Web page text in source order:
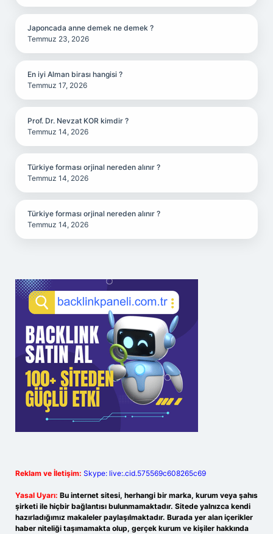
Japoncada anne demek ne demek ?
Temmuz 23, 2026
En iyi Alman birası hangisi ?
Temmuz 17, 2026
Prof. Dr. Nevzat KOR kimdir ?
Temmuz 14, 2026
Türkiye forması orjinal nereden alınır ?
Temmuz 14, 2026
Türkiye forması orjinal nereden alınır ?
Temmuz 14, 2026
Reklam ve İletişim: Skype: live:.cid.575569c608265c69
Yasal Uyarı: Bu internet sitesi, herhangi bir marka, kurum veya şahıs
şirketi ile hiçbir bağlantısı bulunmamaktadır. Sitede yalnızca kendi
hazırladığımız makaleler paylaşılmaktadır. Burada yer alan içerikler
haber niteliği taşımamakta olup, gerçek kurum ve kişiler hakkında